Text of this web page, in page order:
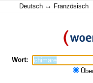
Deutsch ↔ Französisch
Wort: